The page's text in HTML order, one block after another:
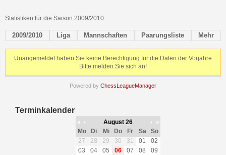
Statistiken für die Saison 2009/2010
2009/2010 Liga Mannschaften Paarungsliste Mehr
Unangemeldet haben Sie keine Berechtigung für die Daten der Vorjahre
Bitte melden Sie sich an!
Powered by ChessLeagueManager
Terminkalender
« ‹ August 26 ›
»
Mo
Di Mi Do Fr Sa
So
27
28 29 30 31 01
02
03
04 05 06 07 08
09